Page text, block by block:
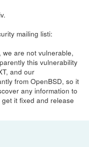
mailing listi:
are not vulnerable,
this vulnerability
and our
from OpenBSD, so it
any information to
it fixed and release